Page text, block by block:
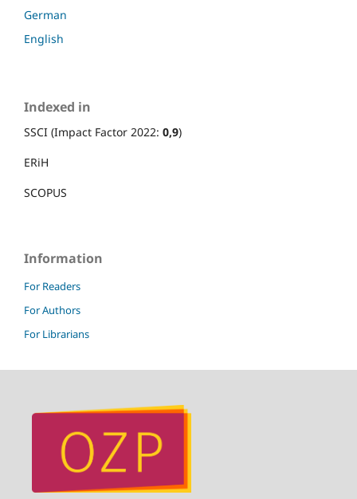
German
English
Indexed in
SSCI (Impact Factor 2022: 0,9)
ERiH
SCOPUS
Information
For Readers
For Authors
For Librarians